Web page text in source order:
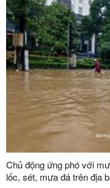
Chủ động ứng phó với
lốc, sét, mưa đá trên địa